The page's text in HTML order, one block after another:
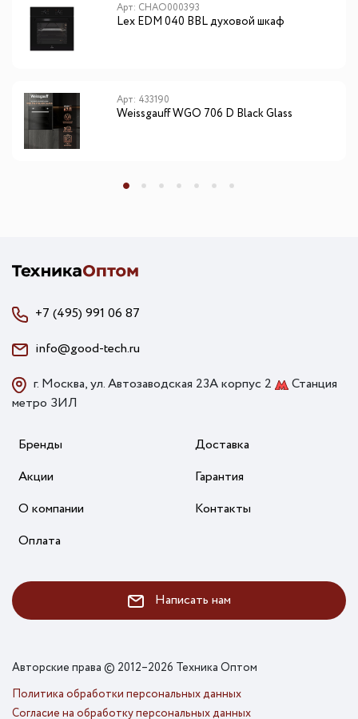
Арт: CHAO000393
Lex EDM 040 BBL духовой шкаф
Арт: 433190
Weissgauff WGO 706 D Black Glass
+7 (495) 991 06 87
info@good-tech.ru
г. Москва, ул. Автозаводская 23А корпус 2
Станция
метро ЗИЛ
Бренды
Акции
О компании
Оплата
Доставка
Гарантия
Контакты
Написать нам
Авторские права © 2012–2026 Техника Оптом
Политика обработки персональных данных
Согласие на обработку персональных данных